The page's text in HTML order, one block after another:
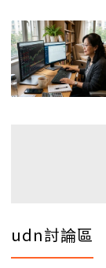
udn討論區